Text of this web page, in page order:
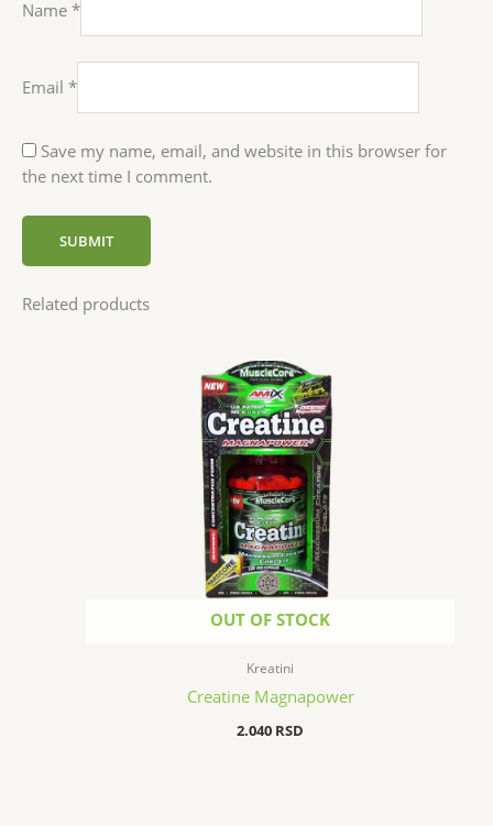
Name *
Email *
Save my name, email, and website in this browser for
the next time I comment.
Related products
OUT OF STOCK
Kreatini
Creatine Magnapower
2.040 RSD